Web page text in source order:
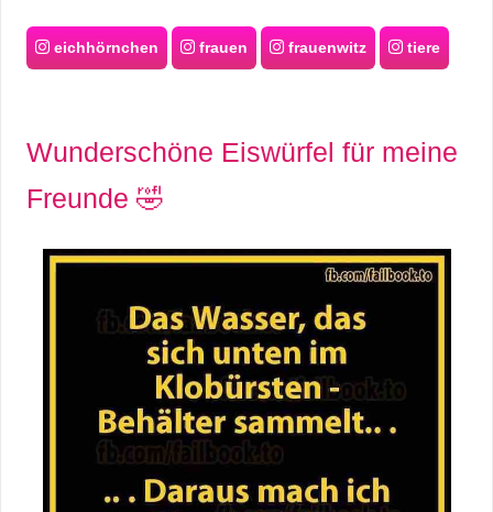
eichhörnchen frauen frauenwitz tiere
Wunderschöne Eiswürfel für meine
Freunde 🤣